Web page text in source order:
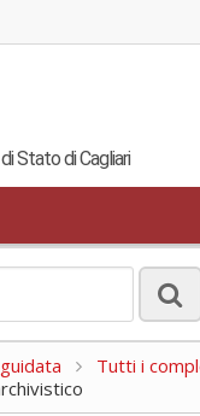
Stato di Cagliari
Tutti i